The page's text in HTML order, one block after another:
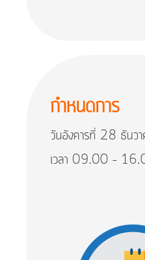
กำหนดการ
วันอังคารที่ 28 ธัน
เวลา 09.00 –